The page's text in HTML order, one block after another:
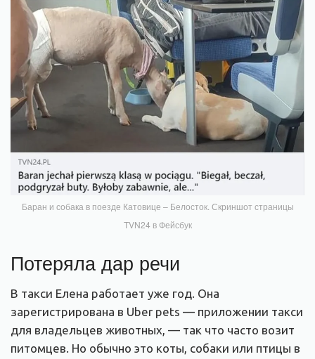
Баран и собака в поезде Катовице – Белосток. Скриншот страницы
TVN24 в Фейсбук
Потеряла дар речи
В такси Елена работает уже год. Она
зарегистрирована в Uber pets — приложении такси
для владельцев животных, — так что часто возит
питомцев. Но обычно это коты, собаки или птицы в